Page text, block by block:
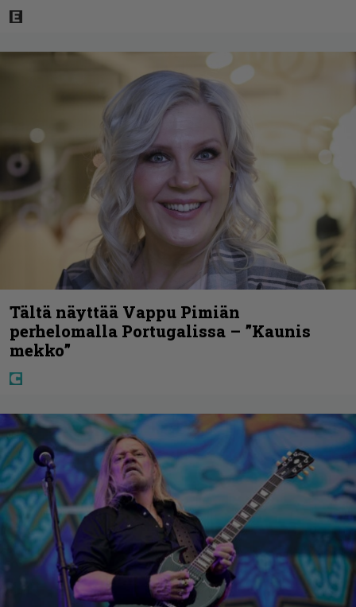
Tältä näyttää Vappu Pimiän
perhelomalla Portugalissa – ”Kaunis
mekko”